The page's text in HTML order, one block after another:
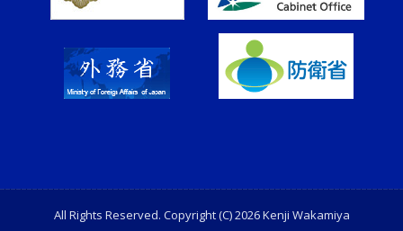
All Rights Reserved. Copyright (C) 2026 Kenji Wakamiya